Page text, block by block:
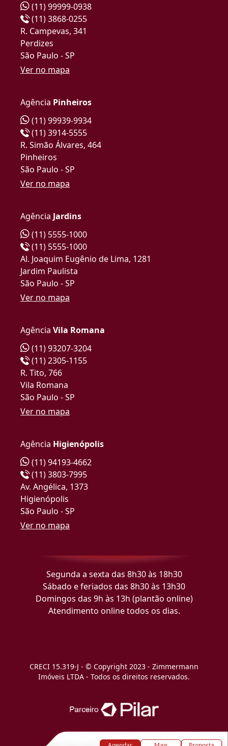
(11) 99999-0938
(11) 3868-0255
R. Campevas, 341
Perdizes
São Paulo - SP
Ver no mapa
Agência Pinheiros
(11) 99939-9934
(11) 3914-5555
R. Simão Álvares, 464
Pinheiros
São Paulo - SP
Ver no mapa
Agência Jardins
(11) 5555-1000
(11) 5555-1000
Al. Joaquim Eugênio de Lima, 1281
Jardim Paulista
São Paulo - SP
Ver no mapa
Agência Vila Romana
(11) 93207-3204
(11) 2305-1155
R. Tito, 766
Vila Romana
São Paulo - SP
Ver no mapa
Agência Higienópolis
(11) 94193-4662
(11) 3803-7995
Av. Angélica, 1373
Higienópolis
São Paulo - SP
Ver no mapa
Segunda a sexta das 8h30 às 18h30
Sábado e feriados das 8h30 às 13h30
Domingos das 9h às 13h (plantão online)
Atendimento online todos os dias.
CRECI 15.319-J - © Copyright 2023 - Zimmermann
Imóveis LTDA - Todos os direitos reservados.